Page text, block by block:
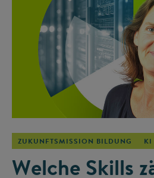
ZUKUNFTSMISSION BILDUNG KI
Welche Skills